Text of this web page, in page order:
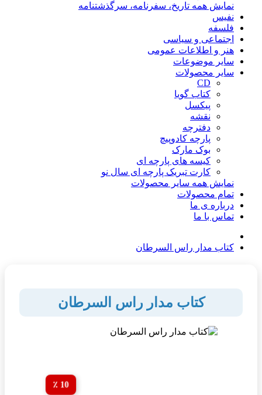
نمایش همه تاریخ، سفرنامه، سرگذشتنامه
نفیس
فلسفه
اجتماعی و سیاسی
هنر و اطلاعات عمومی
سایر موضوعات
سایر محصولات
CD
کتاب گویا
پیکسل
نقشه
دفترچه
پارچه کادوپیچ
بوک مارک
کیسه های پارچه ای
کارت تبریک پارچه ای سال نو
نمایش همه سایر محصولات
تمام محصولات
درباره ی ما
تماس با ما
کتاب مدار راس السرطان
کتاب مدار راس السرطان
10 ٪